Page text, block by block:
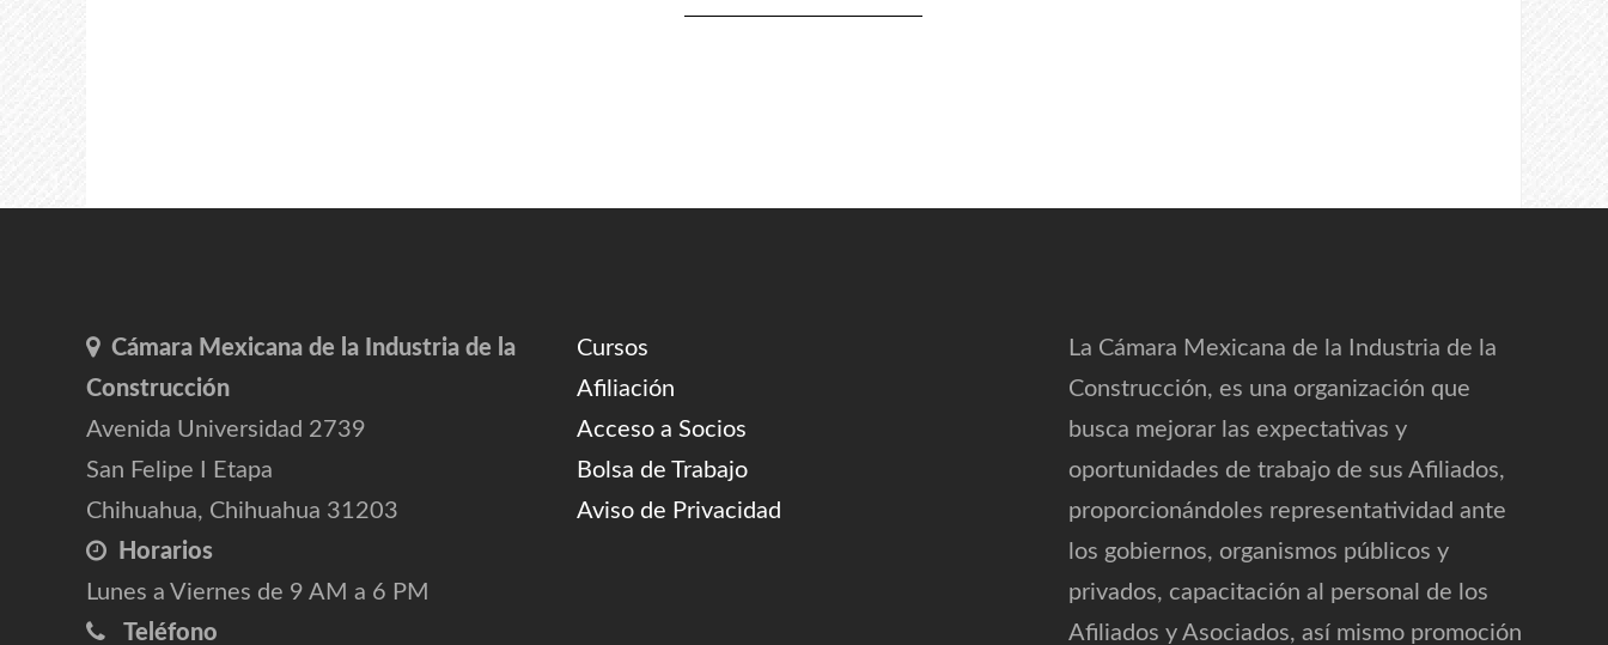
Cámara Mexicana de la Industria de la
Construcción
Avenida Universidad 2739
San Felipe I Etapa
Chihuahua, Chihuahua 31203
Horarios
Lunes a Viernes de 9 AM a 6 PM
Teléfono
Cursos
Afiliación
Acceso a Socios
Bolsa de Trabajo
Aviso de Privacidad
La Cámara Mexicana de la Industria de la
Construcción, es una organización que
busca mejorar las expectativas y
oportunidades de trabajo de sus Afiliados,
proporcionándoles representatividad ante
los gobiernos, organismos públicos y
privados, capacitación al personal de los
Afiliados y Asociados, así mismo promoción